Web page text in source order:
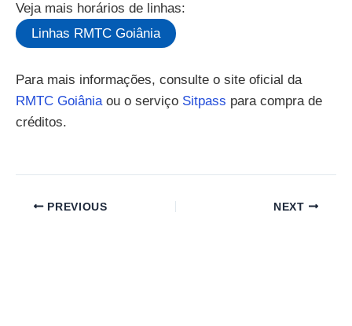
Veja mais horários de linhas:
Linhas RMTC Goiânia
Para mais informações, consulte o site oficial da
RMTC Goiâniaou o serviço Sitpass para compra de
créditos.
PREVIOUS NEXT